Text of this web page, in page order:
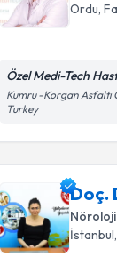
Ordu ,
Özel Medi-Tech
Kumru -Korgan Asfaltı
Turkey
Doç.
Nöroloji
İstanbul